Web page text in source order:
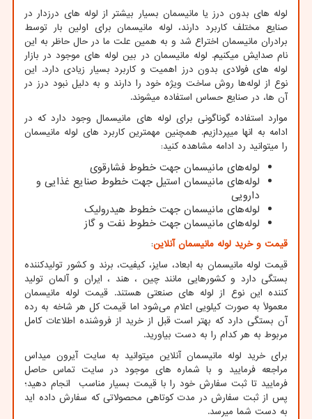
لوله های بدون درز یا مانیسمان بسیار بیشتر از لوله های درزدار در
صنایع مختلف کاربرد دارند، لوله مانیسمان برای اولین بار توسط
برادران مانیسمان اختراع شد و به همین علت ما در حال حاظر به این
نام صدایش میکنیم. لوله مانیسمان در بین لوله‌ های موجود در بازار
لوله‌ های فولادی بدون درز اهمیت و کاربرد بسیار زیادی دارد. این
نوع از لوله‌ها روش ساخت ویژه خود را دارند و به دلیل نبود درز در
آن‌ ها، در صنایع حساس استفاده میشوند.
موارد استفاده گوناگونی برای لوله های مانیسمال وجود دارد که در
ادامه به انها میپردازیم. همچنین مهمترین کاربرد های لوله مانیسمان
را میتوانید رد ادامه مشاهده کنید:
لوله‌های مانیسمان جهت خطوط فشارقوی
لوله‌های مانیسمان استیل جهت خطوط صنایع غذایی و
دارویی
لوله‌های مانیسمان جهت خطوط هیدرولیک
لوله‌های مانیسمان جهت خطوط نفت و گاز
قیمت و خرید لوله مانیسمان آنلاین:
قیمت لوله مانیسمان به ابعاد، سایز، کیفیت، برند و کشور تولیدکننده
بستگی دارد و کشورهایی مانند چین ، هند ، ایران و آلمان تولید
کننده این نوع از لوله های صنعتی هستند. قیمت لوله مانیسمان
معمولاً به صورت کیلویی اعلام می‌شود اما قیمت کل هر شاخه به رده
آن بستگی دارد که بهتر است قبل از خرید از فروشنده اطلاعات کامل
مربوط به هر کدام را به دست بیاورید.
برای خرید لوله مانیسمان آنلاین میتوانید به سایت آیرون میداس
مراجعه فرمایید و با شماره های موجود در سایت تماس حاصل
فرمایید تا ثبت سفارش خود را با قیمت بسیار مناسب انجام دهید؛
پس از ثبت سفارش در مدت کوتاهی محصولاتی که سفارش داده اید
به دست شما میرسد.